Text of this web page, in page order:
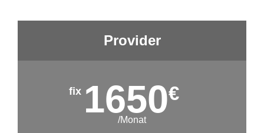
Provider
1650€
/Monat